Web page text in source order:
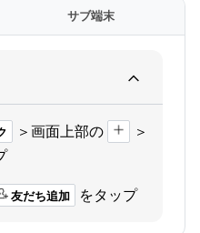
サブ端末
＞画面上部の ＞
友だち追加 をタップ